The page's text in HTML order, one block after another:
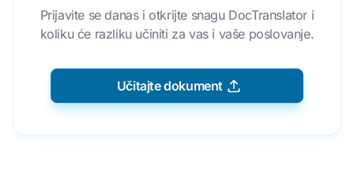
Prijavite se danas i otkrijte snagu DocTranslator i
koliku će razliku učiniti za vas i vaše poslovanje.
Učitajte dokument